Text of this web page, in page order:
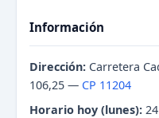
Información
Dirección: Carretera
106,25 — CP 11204
Horario hoy (lunes):